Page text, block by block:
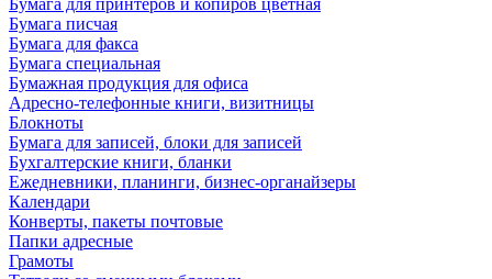
Бумага для принтеров и копиров цветная
Бумага писчая
Бумага для факса
Бумага специальная
Бумажная продукция для офиса
Адресно-телефонные книги, визитницы
Блокноты
Бумага для записей, блоки для записей
Бухгалтерские книги, бланки
Ежедневники, планинги, бизнес-органайзеры
Календари
Конверты, пакеты почтовые
Папки адресные
Грамоты